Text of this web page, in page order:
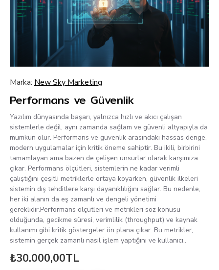
Marka: New Sky Marketing
Performans ve Güvenlik
Yazılım dünyasında başarı, yalnızca hızlı ve akıcı çalışan
sistemlerle değil, aynı zamanda sağlam ve güvenli altyapıyla da
mümkün olur. Performans ve güvenlik arasındaki hassas denge,
modern uygulamalar için kritik öneme sahiptir. Bu ikili, birbirini
tamamlayan ama bazen de çelişen unsurlar olarak karşımıza
çıkar. Performans ölçütleri, sistemlerin ne kadar verimli
çalıştığını çeşitli metriklerle ortaya koyarken, güvenlik ilkeleri
sistemin dış tehditlere karşı dayanıklılığını sağlar. Bu nedenle,
her iki alanın da eş zamanlı ve dengeli yönetimi
gereklidir.Performans ölçütleri ve metrikleri söz konusu
olduğunda, gecikme süresi, verimlilik (throughput) ve kaynak
kullanımı gibi kritik göstergeler ön plana çıkar. Bu metrikler,
sistemin gerçek zamanlı nasıl işlem yaptığını ve kullanıcı..
₺30.000,00TL